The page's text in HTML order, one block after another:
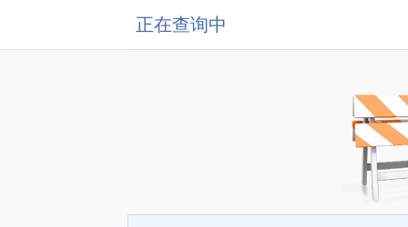
正在查询中